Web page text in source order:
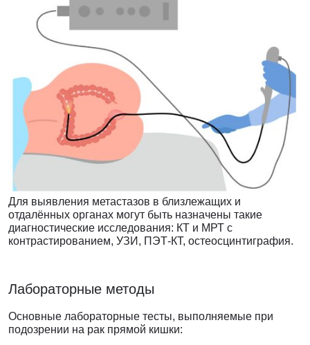
Для выявления метастазов в близлежащих и
отдалённых органах могут быть назначены такие
диагностические исследования: КТ и МРТ с
контрастированием, УЗИ, ПЭТ-КТ, остеосцинтиграфия.
Лабораторные методы
Основные лабораторные тесты, выполняемые при
подозрении на рак прямой кишки: